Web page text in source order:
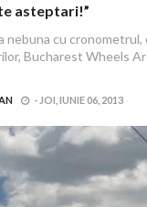
asteptari!”
nebuna cu
Bucharest Wheels
- JOI, IUNIE 06, 2013